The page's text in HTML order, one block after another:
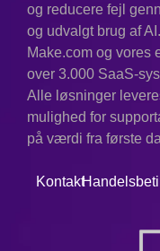
og reducere fejl
og udvalgt brug af
Make.com og vores
over 3.000 SaaS-
Alle løsninger
mulighed for
på værdi fra første
Kontakt